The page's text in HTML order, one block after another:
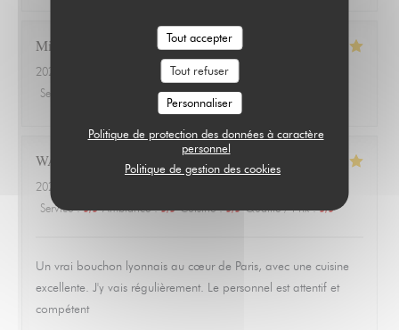
Tout accepter
Tout refuser
Personnaliser
Politique de protection des données à caractère
personnel
Politique de gestion des cookies
Michael
2026-06-18
- 20:00 - Couverts 3
Service
4/5 Cuisine: 5/5
WALTER
2026-06-18
Service: 5/5 Ambiance: 5/5 Cuisine: 5/5 Qualité / Prix: 5/5
Un vrai bouchon lyonnais au cœur de Paris, avec une cuisine
excellente. J'y vais régulièrement. Le personnel est attentif et
compétent